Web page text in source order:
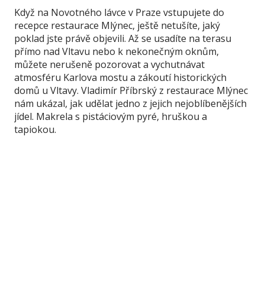
Když na Novotného lávce v Praze vstupujete do
recepce restaurace Mlýnec, ještě netušíte, jaký
poklad jste právě objevili. Až se usadíte na terasu
přímo nad Vltavu nebo k nekonečným oknům,
můžete nerušeně pozorovat a vychutnávat
atmosféru Karlova mostu a zákoutí historických
domů u Vltavy. Vladimír Příbrský z restaurace Mlýnec
nám ukázal, jak udělat jedno z jejich nejoblíbenějších
jídel. Makrela s pistáciovým pyré, hruškou a
tapiokou.